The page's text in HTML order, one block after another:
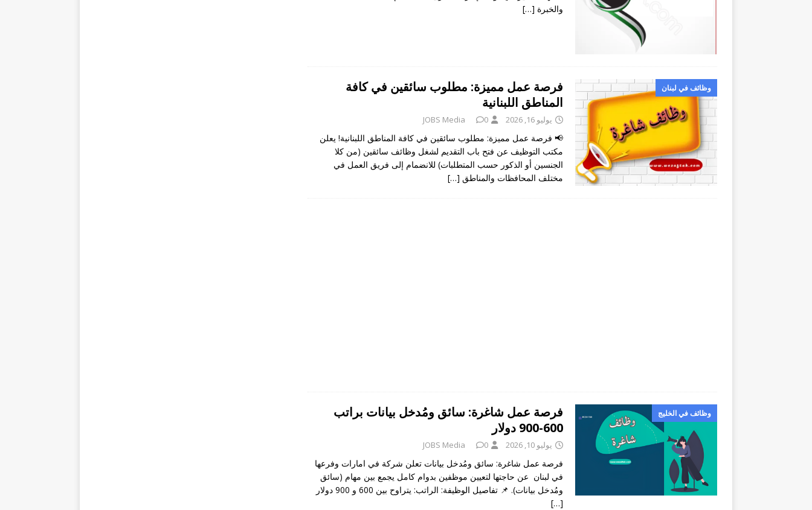
والخبرة […]
وظائف في لبنان
فرصة عمل مميزة: مطلوب سائقين في كافة
المناطق اللبنانية
يوليو 16, 2026 JOBS Media 0
📢 فرصة عمل مميزة: مطلوب سائقين في كافة المناطق اللبنانية! يعلن
مكتب التوظيف عن فتح باب التقديم لشغل وظائف سائقين (من كلا
الجنسين أو الذكور حسب المتطلبات) للانضمام إلى فريق العمل في
مختلف المحافظات والمناطق […]
وظائف في الخليج
فرصة عمل شاغرة: سائق ومُدخل بيانات براتب
600-900 دولار
يوليو 10, 2026 JOBS Media 0
فرصة عمل شاغرة: سائق ومُدخل بيانات تعلن شركة في امارات وفرعها
في لبنان عن حاجتها لتعيين موظفين بدوام كامل يجمع بين مهام (سائق
ومُدخل بيانات). 📌 تفاصيل الوظيفة: الراتب: يتراوح بين 600 و 900 دولار
[…]